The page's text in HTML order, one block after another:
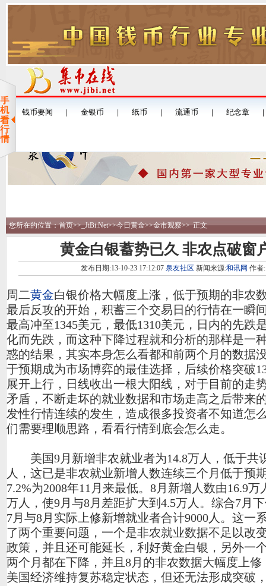
您所在的位置：首页>>_JiBi.Net>>今日黄金>>金市观察>> 正文
黄金白银蓄势已久 非农点破窗
发布日期:13-10-23 17:12:07 泉友社区 新闻来源:和讯网 作者:
周二黄金白银价格大幅度上涨，低于预期的非农
最后反攻的开始，积蓄三个交易日的行情在一瞬
最高冲至1345美元，最低1310美元，日内的先跌
化而先跌，而这种下降过程就和分析的那样是一
惑的结果，其实本身怎么看都和前两个月的数据
于预期成为市场博弈的最佳选择，后续价格突破
展开上行，日线收出一根大阳线，对于目前的走
矛盾，不断走坏的就业数据和市场走高之后带来
发性行情连续的发生，造成很多投资者不知道怎
们需要理顺思路，看看行情到底会怎么走。
美国9月新增非农就业者为14.8万人，低于共
人，这已是非农就业新增人数连续三个月低于预
7.2%为2008年11月来最低。8月新增人数由16.9万
万人，使9月与8月差距扩大到4.5万人。综合7月
7月与8月实际上修新增就业者合计9000人。这一
了两个重要问题，一个是非农就业数据不足以改
政策，并且还可能延长，利好黄金白银，另外一
两个月都在下降，并且8月的非农数据大幅度上修
美国经济维持复苏稳定状态，但还无法形成突破